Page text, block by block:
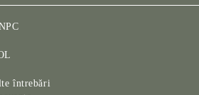
întrebări